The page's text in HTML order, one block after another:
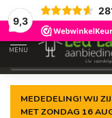
9,3
Gegarandeerde de
MENU
MEDEDELING! WIJ
MET ZONDAG 16